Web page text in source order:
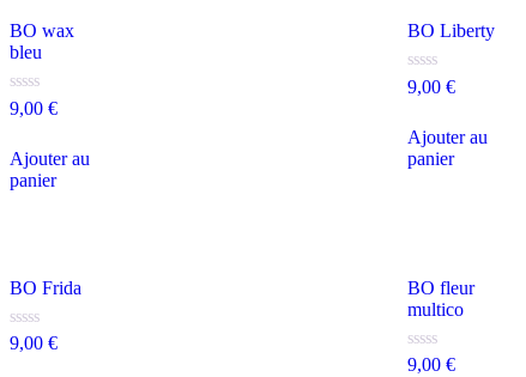
BO wax
bleu
Note
5
9,00 €
Ajouter au
panier
BO Liberty
Note
5
9,00 €
Ajouter au
panier
BO Frida
Note
9,00 €
BO fleur
multico
Note
9,00 €